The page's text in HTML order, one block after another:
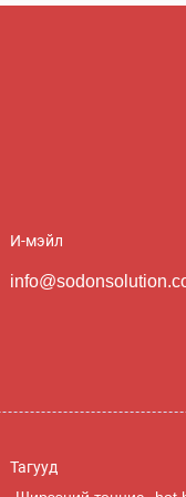
И-мэйл
Тагууд